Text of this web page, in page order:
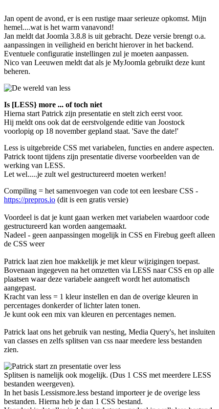
Jan opent de avond, er is een rustige maar serieuze opkomst. Mijn
hemel....wat is het warm vanavond!
Jan meldt dat Joomla 3.8.8 is uit gebracht. Deze versie brengt o.a.
aanpassingen in veiligheid en bericht hierover in het backend.
Eventuele configuratie instellingen zul je moeten aanpassen.
Nico van Leeuwen meldt dat als je MyJoomla gebruikt deze kunt
beheren.
Is [LESS} more ... of toch niet
Hierna start Patrick zijn presentatie en stelt zich eerst voor.
Hij meldt ons ook dat de eerstvolgende editie van Joostock
voorlopig op 18 november gepland staat. 'Save the date!'
Less is uitgebreide CSS met variabelen, functies en andere aspecten.
Patrick toont tijdens zijn presentatie diverse voorbeelden van de
werking van LESS.
Let wel.....je zult wel gestructureerd moeten werken!
Compiling = het samenvoegen van code tot een leesbare CSS -
https://prepros.io (dit is een gratis versie)
Voordeel is dat je kunt gaan werken met variabelen waardoor code
gestructureerd kan worden aangemaakt.
Nadeel - geen aanpassingen mogelijk in CSS en Firebug geeft alleen
de CSS weer
Patrick laat zien hoe makkelijk je met kleur wijzigingen toepast.
Bovenaan ingegeven na het omzetten via LESS naar CSS en op alle
plaatsen waar deze variabele aangeeft wordt het automatisch
aangepast.
Kracht van less = 1 kleur instellen en dan de overige kleuren in
percentages donkerder of lichter laten tonen.
Je kunt ook een mix van kleuren en percentages nemen.
Patrick laat ons het gebruik van nesting, Media Query's, het insluiten
van classes en zelfs splitsen van css naar meedere less bestanden
zien.
Splitsen is namelijk ook mogelijk. (Dus 1 CSS met meerdere LESS
bestanden weergeven).
In het basis Lessismore.less bestand importeer je de overige less
bestanden. Hierna heb je dan 1 CSS bestand.